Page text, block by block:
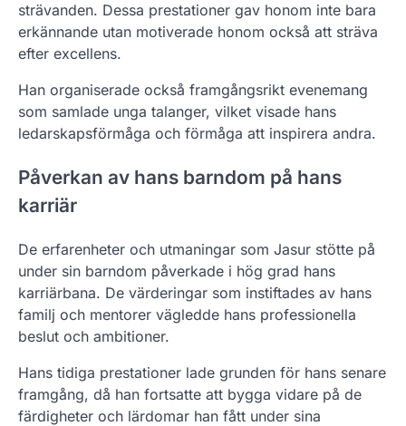
strävanden. Dessa prestationer gav honom inte bara
erkännande utan motiverade honom också att sträva
efter excellens.
Han organiserade också framgångsrikt evenemang
som samlade unga talanger, vilket visade hans
ledarskapsförmåga och förmåga att inspirera andra.
Påverkan av hans barndom på hans
karriär
De erfarenheter och utmaningar som Jasur stötte på
under sin barndom påverkade i hög grad hans
karriärbana. De värderingar som instiftades av hans
familj och mentorer vägledde hans professionella
beslut och ambitioner.
Hans tidiga prestationer lade grunden för hans senare
framgång, då han fortsatte att bygga vidare på de
färdigheter och lärdomar han fått under sina